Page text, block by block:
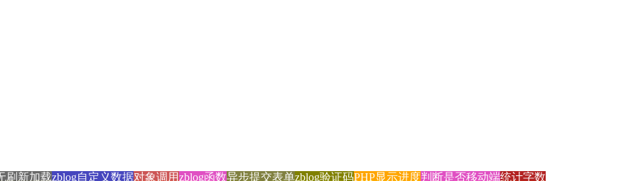
刷新加载zblog自定义数据对象调用zblog函数异步提交表单zblog验证码PHP显示进度判断是否移动端统计字数